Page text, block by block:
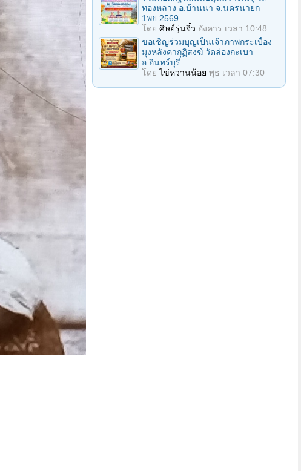
ทองหลาง อ.บ้านนา จ.นครนายก
1พย.2569
โดย ศิษย์รุ่นจิ๋ว อังคาร เวลา 10:48
ขอเชิญร่วมบุญเป็นเจ้าภาพกระเบื้อง
มุงหลังคากุฏิสงฆ์ วัดล่องกะเบา
อ.อินทร์บุรี...
โดยไข่หวานน้อย พุธ เวลา 07:30